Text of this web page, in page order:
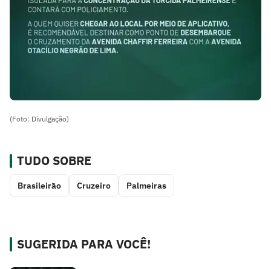
(Foto: Divulgação)
TUDO SOBRE
Brasileirão Cruzeiro Palmeiras
SUGERIDA PARA VOCÊ!